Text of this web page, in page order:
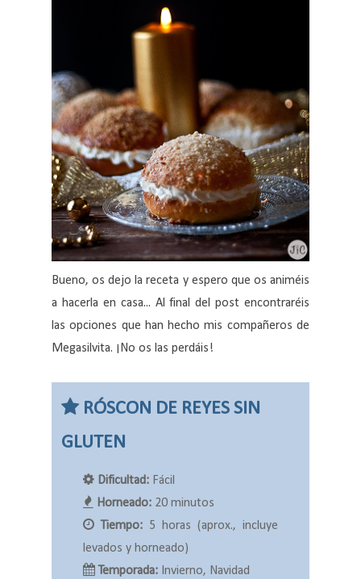
Bueno, os dejo la receta y espero que os animéis
a hacerla en casa... Al final del post encontraréis
las opciones que han hecho mis compañeros de
Megasilvita. ¡No os las perdáis!
RÓSCON DE REYES SIN
GLUTEN
Dificultad: Fácil
Horneado: 20 minutos
Tiempo: 5 horas (aprox., incluye
levados y horneado)
Temporada: Invierno, Navidad